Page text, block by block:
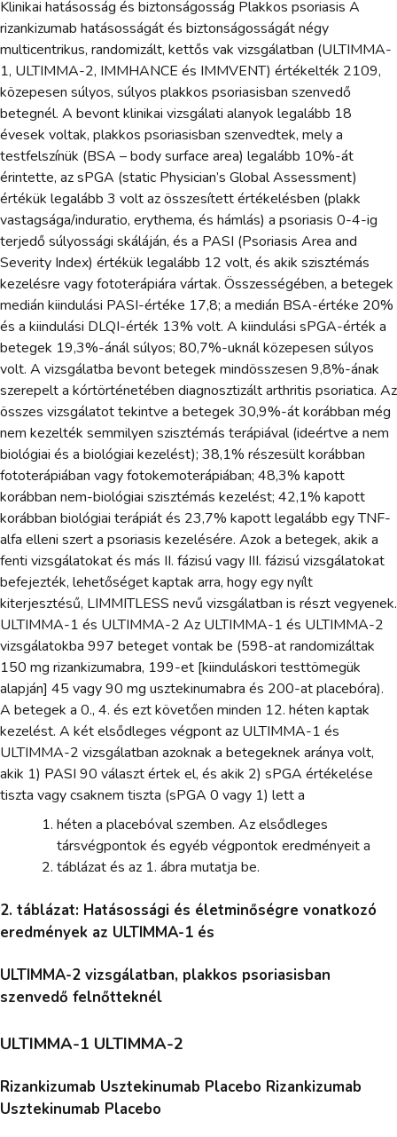
Klinikai hatásosság és biztonságosság Plakkos psoriasis A
rizankizumab hatásosságát és biztonságosságát négy
multicentrikus, randomizált, kettős vak vizsgálatban (ULTIMMA-
1, ULTIMMA-2, IMMHANCE és IMMVENT) értékelték 2109,
közepesen súlyos, súlyos plakkos psoriasisban szenvedő
betegnél. A bevont klinikai vizsgálati alanyok legalább 18
évesek voltak, plakkos psoriasisban szenvedtek, mely a
testfelszínük (BSA – body surface area) legalább 10%-át
érintette, az sPGA (static Physician’s Global Assessment)
értékük legalább 3 volt az összesített értékelésben (plakk
vastagsága/induratio, erythema, és hámlás) a psoriasis 0-4-ig
terjedő súlyossági skáláján, és a PASI (Psoriasis Area and
Severity Index) értékük legalább 12 volt, és akik szisztémás
kezelésre vagy fototerápiára vártak. Összességében, a betegek
medián kiindulási PASI-értéke 17,8; a medián BSA-értéke 20%
és a kiindulási DLQI-érték 13% volt. A kiindulási sPGA-érték a
betegek 19,3%-ánál súlyos; 80,7%-uknál közepesen súlyos
volt. A vizsgálatba bevont betegek mindösszesen 9,8%-ának
szerepelt a kórtörténetében diagnosztizált arthritis psoriatica. Az
összes vizsgálatot tekintve a betegek 30,9%-át korábban még
nem kezelték semmilyen szisztémás terápiával (ideértve a nem
biológiai és a biológiai kezelést); 38,1% részesült korábban
fototerápiában vagy fotokemoterápiában; 48,3% kapott
korábban nem-biológiai szisztémás kezelést; 42,1% kapott
korábban biológiai terápiát és 23,7% kapott legalább egy TNF-
alfa elleni szert a psoriasis kezelésére. Azok a betegek, akik a
fenti vizsgálatokat és más II. fázisú vagy III. fázisú vizsgálatokat
befejezték, lehetőséget kaptak arra, hogy egy nyílt
kiterjesztésű, LIMMITLESS nevű vizsgálatban is részt vegyenek.
ULTIMMA-1 és ULTIMMA-2 Az ULTIMMA-1 és ULTIMMA-2
vizsgálatokba 997 beteget vontak be (598-at randomizáltak
150 mg rizankizumabra, 199-et [kiinduláskori testtömegük
alapján] 45 vagy 90 mg usztekinumabra és 200-at placebóra).
A betegek a 0., 4. és ezt követően minden 12. héten kaptak
kezelést. A két elsődleges végpont az ULTIMMA-1 és
ULTIMMA-2 vizsgálatban azoknak a betegeknek aránya volt,
akik 1) PASI 90 választ értek el, és akik 2) sPGA értékelése
tiszta vagy csaknem tiszta (sPGA 0 vagy 1) lett a
héten a placebóval szemben. Az elsődleges
társvégpontok és egyéb végpontok eredményeit a
táblázat és az 1. ábra mutatja be.
2. táblázat: Hatásossági és életminőségre vonatkozó
eredmények az ULTIMMA-1 és
ULTIMMA-2 vizsgálatban, plakkos psoriasisban
szenvedő felnőtteknél
ULTIMMA-1 ULTIMMA-2
Rizankizumab Usztekinumab Placebo Rizankizumab
Usztekinumab Placebo